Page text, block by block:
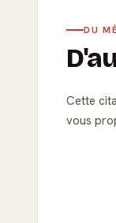
DU
Cette
vous